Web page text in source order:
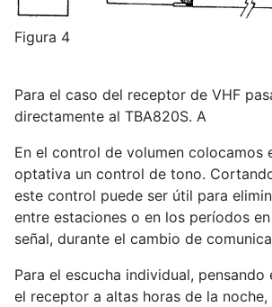
Figura 4
Para el caso del receptor de VHF
directamente al TBA820S. A
En el control de volumen colocamos
optativa un control de tono.
este control puede ser útil para
entre estaciones o en los períodos
señal, durante el cambio de
Para el escucha individual, pensando
el receptor a altas horas de la noche,